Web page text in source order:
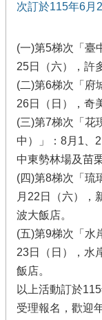
次訂於115年6月
(一)第5梯次「臺
25日（六），許
(二)第6梯次「府
26日（日），奇
(三)第7梯次「花
中）」：8月1、
中東勢林場及苗
(四)第8梯次「琉
月22日（六），
波大飯店。
(五)第9梯次「水
23日（日），水
飯店。
以上活動訂於
受理報名，歡迎